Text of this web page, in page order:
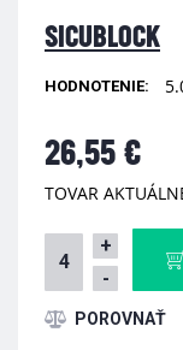
SICUBLOCK
HODNOTENIE:
26,55 €
TOVAR
+
-